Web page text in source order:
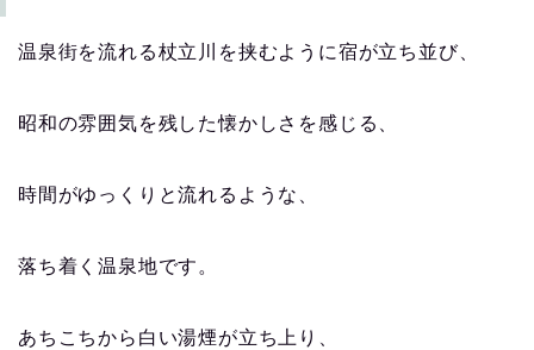
温泉街を流れる杖立川を挟むように宿が立ち並び、
昭和の雰囲気を残した懐かしさを感じる、
時間がゆっくりと流れるような、
落ち着く温泉地です。
あちこちから白い湯煙が立ち上り、